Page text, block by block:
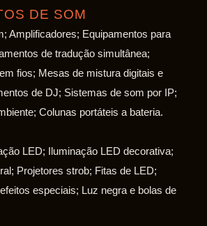
DE SOM
Amplificadores; Equipamentos para
de tradução simultânea;
fios; Mesas de mistura digitais e
de DJ; Sistemas de som por IP;
Colunas portáteis a bateria.
LED; Iluminação LED decorativa;
Projetores strob; Fitas de LED;
especiais; Luz negra e bolas de